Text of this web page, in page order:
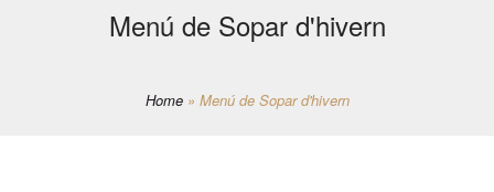
Menú de Sopar d'hivern
Home » Menú de Sopar d'hivern